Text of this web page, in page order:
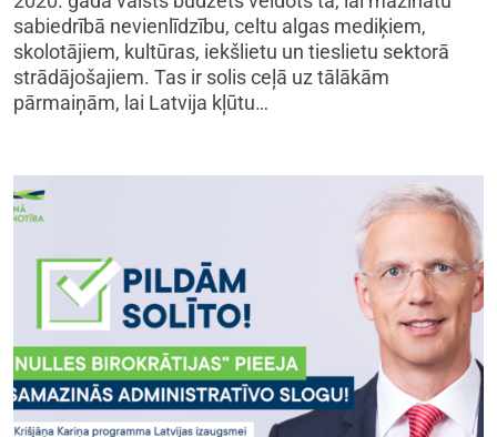
sabiedrībā nevienlīdzību, celtu algas mediķiem,
skolotājiem, kultūras, iekšlietu un tieslietu sektorā
strādājošajiem. Tas ir solis ceļā uz tālākām
pārmaiņām, lai Latvija kļūtu…